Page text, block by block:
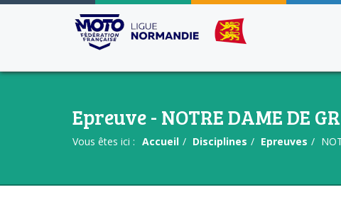
Epreuve - NOTRE DAME DE
Vous êtes ici : Accueil Disciplines Epreuves